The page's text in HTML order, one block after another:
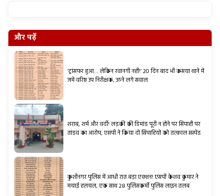
और पढ़ें
‘ट्रांसफर हुआ… लेकिन रवानगी नहीं!’ 20 दिन बाद भी कसया थाने में
जमे वरिष्ठ उप निरीक्षक, उठने लगे सवाल
शराब, शर्म और वर्दी! लड़की की डिमांड पूरी न होने पर सिपाही पर
तांडव का आरोप, एसपी ने किया दो सिपाहियों को तत्काल सस्पेंड
कुशीनगर पुलिस में आधी रात बड़ा एक्शन! एसपी केशव कुमार ने
मचाई हलचल, एक साथ 28 पुलिसकर्मी पुलिस लाइन तलब